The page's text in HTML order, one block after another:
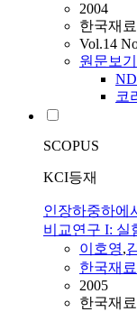
2004
한국재
Vol.14
원문보기
코
SCOPUS
KCI등재
인장하중하에
비교연구 I: 실
이호영,
한국재
2005
한국재